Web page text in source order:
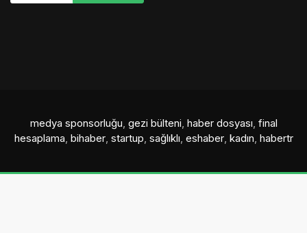
medya sponsorluğu, gezi bülteni, haber dosyası, final
hesaplama, bihaber, startup, sağlıklı, eshaber, kadın, habertr